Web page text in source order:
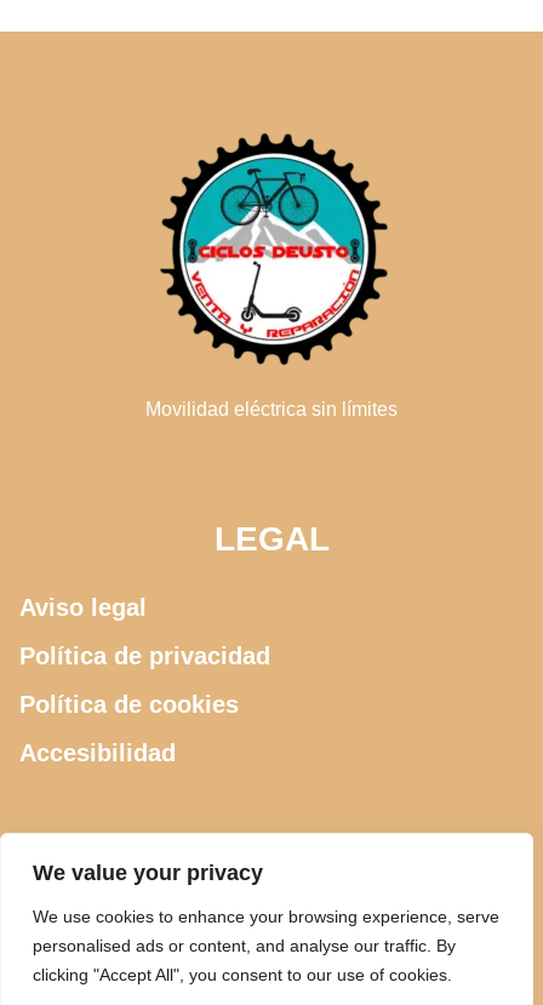
We value your privacy
We use cookies to enhance your browsing experience, serve
personalised ads or content, and analyse our traffic. By
clicking "Accept All", you consent to our use of cookies.
Movilidad eléctrica sin límites
LEGAL
Aviso legal
Política de privacidad
Política de cookies
Accesibilidad
CONTACTO
615 505 289
ciclosdeusto@gmail.com